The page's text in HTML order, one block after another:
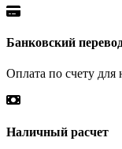
Банковский
Оплата по счету
Наличный расчет